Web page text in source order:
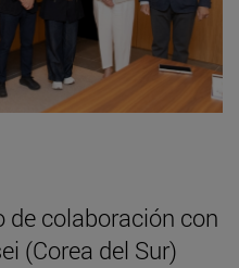
de colaboración con
(Corea del Sur)